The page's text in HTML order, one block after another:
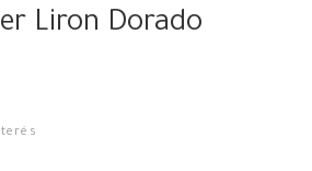
Liron Dorado